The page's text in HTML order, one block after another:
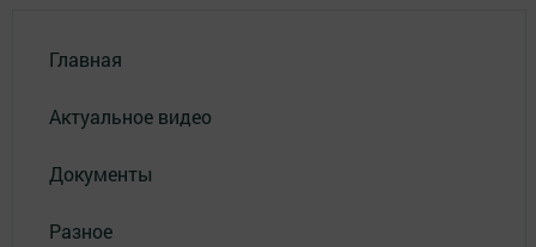
Главная
Актуальное видео
Документы
Разное